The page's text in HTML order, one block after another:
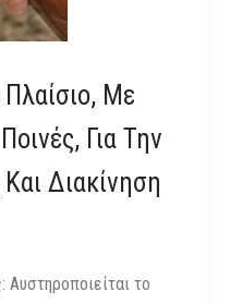
Με
Για Την
Διακίνηση
το